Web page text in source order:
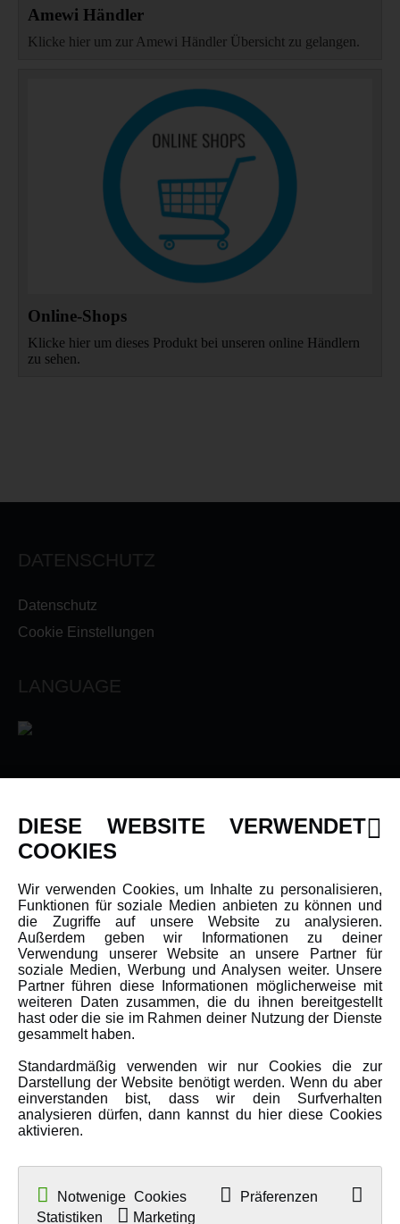
Amewi Händler
Klicke hier um zur Amewi Händler Übersicht zu gelangen.
Online-Shops
Klicke hier um dieses Produkt bei unseren online Händlern
zu sehen.
DATENSCHUTZ
Datenschutz
Cookie Einstellungen
LANGUAGE
Newsletter
Karriere
Amewi Kataloge
MEHR VON AMEWI
AMXRacing - Qualitäts RC-Zubehör
Malinos - Die kreative Seite von Amewi
Werden Sie Amewi Händler
Amewi B2B-Shop
DIESE WEBSITE VERWENDET
COOKIES
Wir verwenden Cookies, um Inhalte zu personalisieren,
Funktionen für soziale Medien anbieten zu können und
die Zugriffe auf unsere Website zu analysieren.
Außerdem geben wir Informationen zu deiner
Verwendung unserer Website an unsere Partner für
soziale Medien, Werbung und Analysen weiter. Unsere
Partner führen diese Informationen möglicherweise mit
weiteren Daten zusammen, die du ihnen bereitgestellt
hast oder die sie im Rahmen deiner Nutzung der Dienste
gesammelt haben.
Standardmäßig verwenden wir nur Cookies die zur
Darstellung der Website benötigt werden. Wenn du aber
einverstanden bist, dass wir dein Surfverhalten
analysieren dürfen, dann kannst du hier diese Cookies
aktivieren.
Notwenige Cookies
Präferenzen
Statistiken
Marketing